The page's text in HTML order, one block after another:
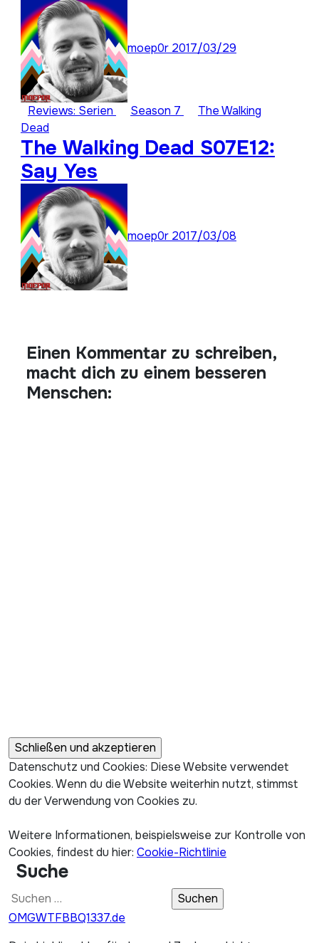
moep0r 2017/03/29
Reviews: Serien Season 7
The Walking
Dead
The Walking Dead S07E12:
Say Yes
moep0r 2017/03/08
Einen Kommentar zu schreiben,
macht dich zu einem besseren
Menschen:
Datenschutz und Cookies: Diese Website verwendet
Cookies. Wenn du die Website weiterhin nutzt, stimmst
du der Verwendung von Cookies zu.
Weitere Informationen, beispielsweise zur Kontrolle von
Cookies, findest du hier: Cookie-Richtlinie
Suche
Suchen
nach:
OMGWTFBBQ1337.de